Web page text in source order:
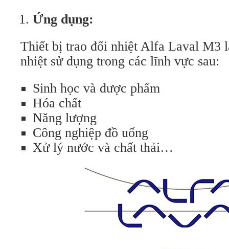
Ứng dụng:
Thiết bị trao đổi nhiệt Alfa Laval M3
nhiệt sử dụng trong các lĩnh vực sau:
Sinh học và dược phẩm
Hóa chất
Năng lượng
Công nghiệp đồ uống
Xử lý nước và chất thải…